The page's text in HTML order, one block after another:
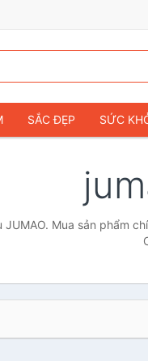
SẮC ĐẸP SỨC
& SƯU TẦM Ô TÔ
Mua sản phẩm